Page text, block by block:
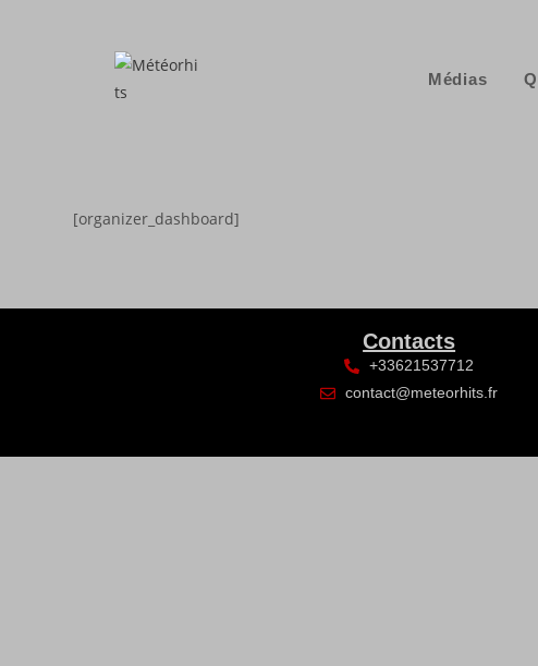
Médias
[organizer_dashboard]
Contacts
+33621537712
contact@meteorhits.fr